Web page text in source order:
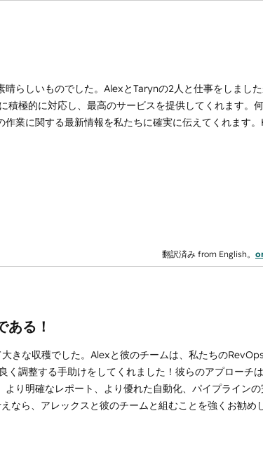
らしいものでした。AlexとTarynの2人と仕事をしまし
極的に対応し、最高のサービスを提供してくれます。
作業に関する最新情報を私たちに確実に伝えてくれます
翻訳済み from English。
る！
きな収穫でした。Alexと彼のチームは、私たちのRevOps
調整する手助けをしてくれました！彼らのアプローチ
り明確なレポート、より優れた自動化、パイプライン
なら、アレックスと彼のチームと組むことを強くお勧め